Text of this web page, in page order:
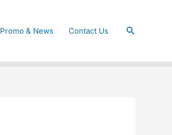
Promo & News Contact Us Cari